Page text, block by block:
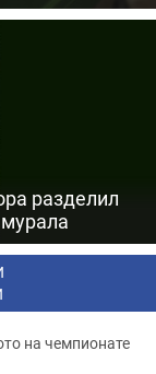
разделил
на чемпионате